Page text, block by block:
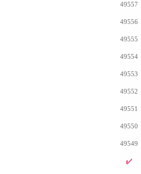
49557
49556
49555
49554
49553
49552
49551
49550
49549